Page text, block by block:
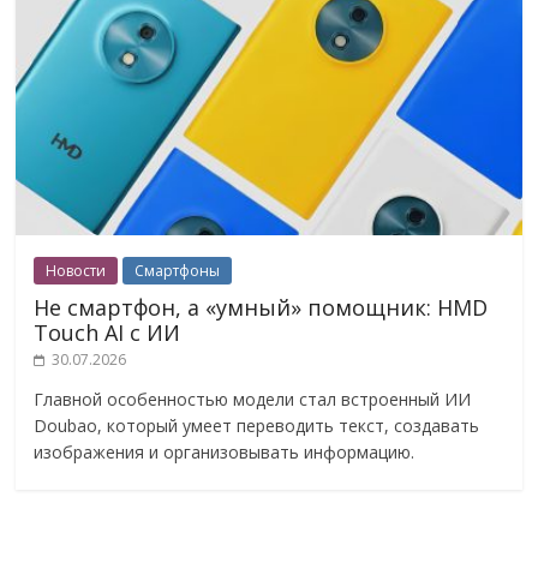
Новости Смартфоны
Не смартфон, а «умный» помощник: HMD
Touch AI с ИИ
30.07.2026
Главной особенностью модели стал встроенный ИИ
Doubao, который умеет переводить текст, создавать
изображения и организовывать информацию.